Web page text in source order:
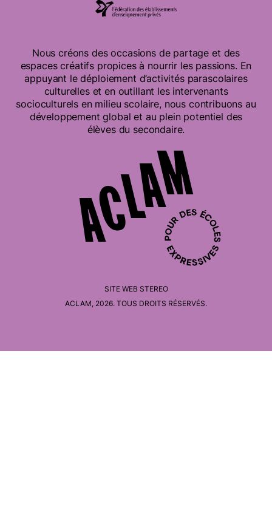
Nous créons des occasions de partage et des
espaces créatifs propices à nourrir les passions. En
appuyant le déploiement d’activités parascolaires
culturelles et en outillant les intervenants
socioculturels en milieu scolaire, nous contribuons au
développement global et au plein potentiel des
élèves du secondaire.
SITE WEB STEREO
ACLAM, 2026. TOUS DROITS RÉSERVÉS.